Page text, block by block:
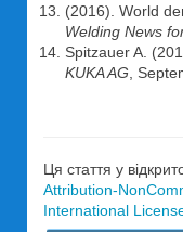
(2016). World
Welding News
Spitzauer A.
KUKA AG ,
Ця стаття у
Attribution-
International